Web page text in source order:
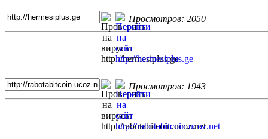
Просмотров: 2050
Просмотров: 1943